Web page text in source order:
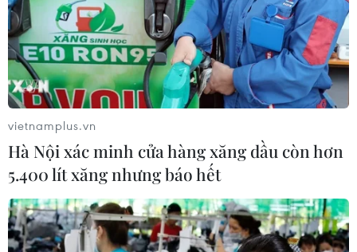
Công suất lọc dầu thu hẹp, giá xăng
Mỹ đối mặt áp lực tăng
09/08/2026 09:43
Xuất khẩu dệt may 7 tháng đạt trên
27 tỷ USD, duy trì đà tăng trưởng
09/08/2026 08:25
vietnamplus.vn
Hà Nội xác minh cửa hàng xăng dầu còn hơn
5.400 lít xăng nhưng báo hết